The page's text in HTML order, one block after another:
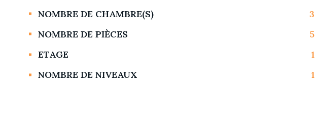
NOMBRE DE CHAMBRE(S)
3
NOMBRE DE PIÈCES
5
ETAGE
1
NOMBRE DE NIVEAUX
1